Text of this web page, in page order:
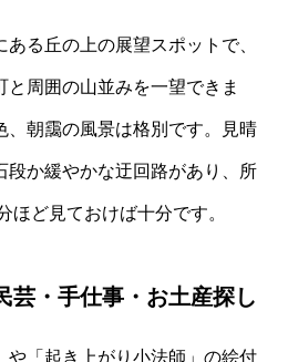
る丘の上の展望スポットで、
周囲の山並みを一望できま
、朝靄の風景は格別です。見晴
段か緩やかな迂回路があり、所
ほど見ておけば十分です。
芸・手仕事・お土産探し
や「起き上がり小法師」の絵付